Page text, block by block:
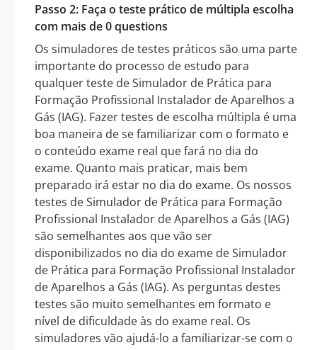
Passo 2: Faça o teste prático de múltipla escolha
com mais de 0 questions
Os simuladores de testes práticos são uma parte
importante do processo de estudo para
qualquer teste de Simulador de Prática para
Formação Profissional Instalador de Aparelhos a
Gás (IAG). Fazer testes de escolha múltipla é uma
boa maneira de se familiarizar com o formato e
o conteúdo exame real que fará no dia do
exame. Quanto mais praticar, mais bem
preparado irá estar no dia do exame. Os nossos
testes de Simulador de Prática para Formação
Profissional Instalador de Aparelhos a Gás (IAG)
são semelhantes aos que vão ser
disponibilizados no dia do exame de Simulador
de Prática para Formação Profissional Instalador
de Aparelhos a Gás (IAG). As perguntas destes
testes são muito semelhantes em formato e
nível de dificuldade às do exame real. Os
simuladores vão ajudá-lo a familiarizar-se com o